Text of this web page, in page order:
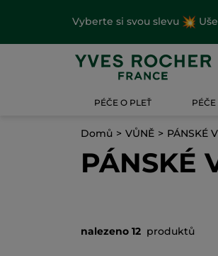
Vyberte si svou slevu
PÉČE O PLEŤ
Domů VŮNĚ PÁNSKÉ
PÁNSKÉ
nalezeno 12 produktů